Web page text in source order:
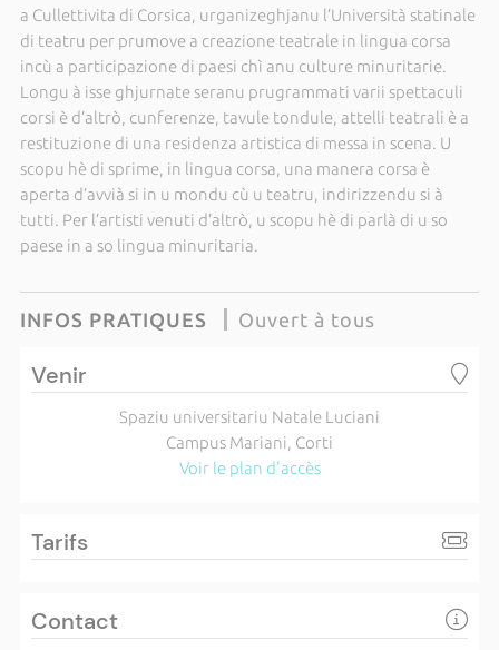
a Cullettivita di Corsica, urganizeghjanu l’Università statinale
di teatru per prumove a creazione teatrale in lingua corsa
incù a participazione di paesi chì anu culture minuritarie.
Longu à isse ghjurnate seranu prugrammati varii spettaculi
corsi è d’altrò, cunferenze, tavule tondule, attelli teatrali è a
restituzione di una residenza artistica di messa in scena. U
scopu hè di sprime, in lingua corsa, una manera corsa è
aperta d’avvià si in u mondu cù u teatru, indirizzendu si à
tutti. Per l’artisti venuti d’altrò, u scopu hè di parlà di u so
paese in a so lingua minuritaria.
INFOS PRATIQUES Ouvert à tous
Venir
Spaziu universitariu Natale Luciani
Campus Mariani, Corti
Voir le plan d'accès
Tarifs
Contact